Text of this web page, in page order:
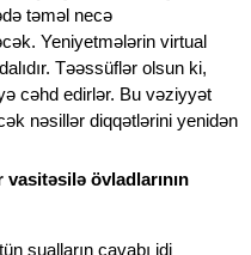
təməl necə
Yeniyetmələrin virtual
Təəssüflər olsun ki,
cəhd edirlər. Bu vəziyyət
nəsillər diqqətlərini yenidən
övladlarının